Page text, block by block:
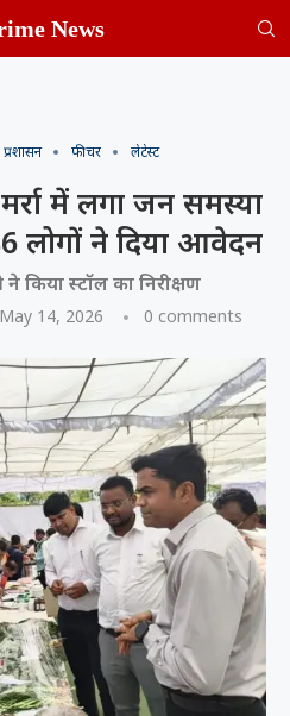
News
प्रशासन फीचर लेटेस्ट
मर्रा में लगा जन समस्या
लोगों ने दिया आवेदन
किया स्टॉल का निरीक्षण
May 14, 2026 0 comments